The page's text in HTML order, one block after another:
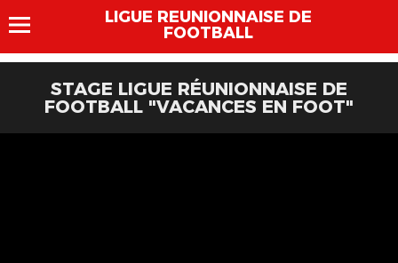
LIGUE REUNIONNAISE DE
FOOTBALL
STAGE LIGUE RÉUNIONNAISE DE
FOOTBALL "VACANCES EN FOOT"